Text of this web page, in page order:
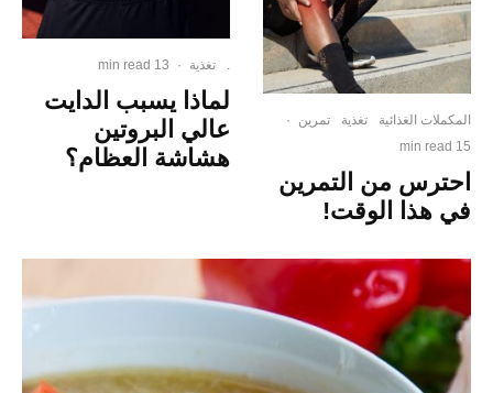
المكملات الغذائية تغذية تمرين
·
15 min read
احترس من التمرين
في هذا الوقت!
. تغذية ·
13 min read
لماذا يسبب الدايت
عالي البروتين
هشاشة العظام؟